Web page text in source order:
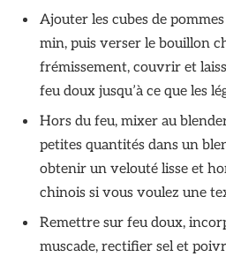
Ajouter les cubes de
min, puis verser le bouillon
frémissement, couvrir et
feu doux jusqu’à ce que les
Hors du feu, mixer au
petites quantités dans un
obtenir un velouté lisse et
chinois si vous voulez une
Remettre sur feu doux,
muscade, rectifier sel et